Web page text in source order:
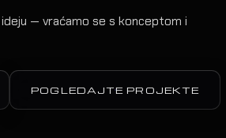
— vraćamo se s konceptom i
POGLEDAJTE PROJEKTE